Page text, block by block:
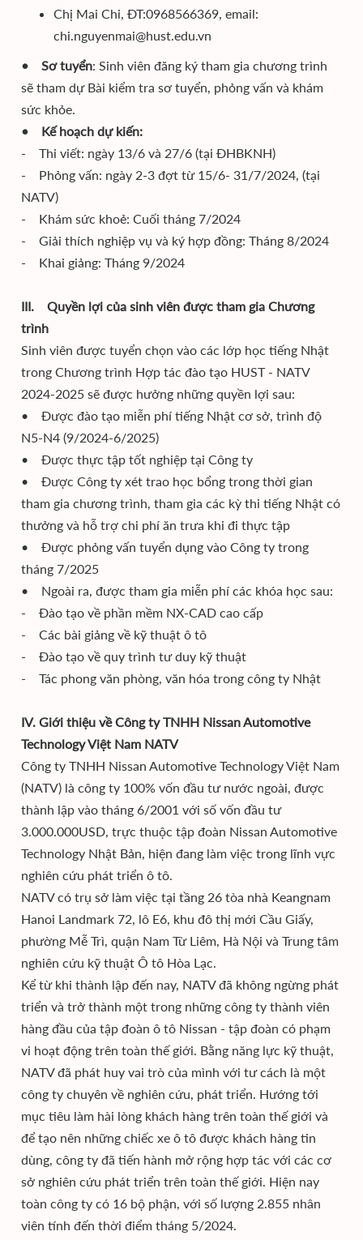
Chị Mai Chi, ĐT:0968566369, email:
chi.nguyenmai@hust.edu.vn
• Sơ tuyển: Sinh viên đăng ký tham gia chương trình
sẽ tham dự Bài kiểm tra sơ tuyển, phỏng vấn và khám
sức khỏe.
• Kế hoạch dự kiến:
- Thi viết: ngày 13/6 và 27/6 (tại ĐHBKNH)
- Phỏng vấn: ngày 2-3 đợt từ 15/6- 31/7/2024, (tại
NATV)
- Khám sức khoẻ: Cuối tháng 7/2024
- Giải thích nghiệp vụ và ký hợp đồng: Tháng 8/2024
- Khai giảng: Tháng 9/2024
III. Quyền lợi của sinh viên được tham gia Chương
trình
Sinh viên được tuyển chọn vào các lớp học tiếng Nhật
trong Chương trình Hợp tác đào tạo HUST - NATV
2024-2025 sẽ được hưởng những quyền lợi sau:
• Được đào tạo miễn phí tiếng Nhật cơ sở, trình độ
N5-N4 (9/2024-6/2025)
• Được thực tập tốt nghiệp tại Công ty
• Được Công ty xét trao học bổng trong thời gian
tham gia chương trình, tham gia các kỳ thi tiếng Nhật có
thưởng và hỗ trợ chi phí ăn trưa khi đi thực tập
• Được phỏng vấn tuyển dụng vào Công ty trong
tháng 7/2025
• Ngoài ra, được tham gia miễn phí các khóa học sau:
- Đào tạo về phần mềm NX-CAD cao cấp
- Các bài giảng về kỹ thuật ô tô
- Đào tạo về quy trình tư duy kỹ thuật
- Tác phong văn phòng, văn hóa trong công ty Nhật
IV. Giới thiệu về Công ty TNHH Nissan Automotive
Technology Việt Nam NATV
Công ty TNHH Nissan Automotive Technology Việt Nam
(NATV) là công ty 100% vốn đầu tư nước ngoài, được
thành lập vào tháng 6/2001 với số vốn đầu tư
3.000.000USD, trực thuộc tập đoàn Nissan Automotive
Technology Nhật Bản, hiện đang làm việc trong lĩnh vực
nghiên cứu phát triển ô tô.
NATV có trụ sở làm việc tại tầng 26 tòa nhà Keangnam
Hanoi Landmark 72, lô E6, khu đô thị mới Cầu Giấy,
phường Mễ Trì, quận Nam Từ Liêm, Hà Nội và Trung tâm
nghiên cứu kỹ thuật Ô tô Hòa Lạc.
Kể từ khi thành lập đến nay, NATV đã không ngừng phát
triển và trở thành một trong những công ty thành viên
hàng đầu của tập đoàn ô tô Nissan - tập đoàn có phạm
vi hoạt động trên toàn thế giới. Bằng năng lực kỹ thuật,
NATV đã phát huy vai trò của mình với tư cách là một
công ty chuyên về nghiên cứu, phát triển. Hướng tới
mục tiêu làm hài lòng khách hàng trên toàn thế giới và
để tạo nên những chiếc xe ô tô được khách hàng tin
dùng, công ty đã tiến hành mở rộng hợp tác với các cơ
sở nghiên cứu phát triển trên toàn thế giới. Hiện nay
toàn công ty có 16 bộ phận, với số lượng 2.855 nhân
viên tính đến thời điểm tháng 5/2024.